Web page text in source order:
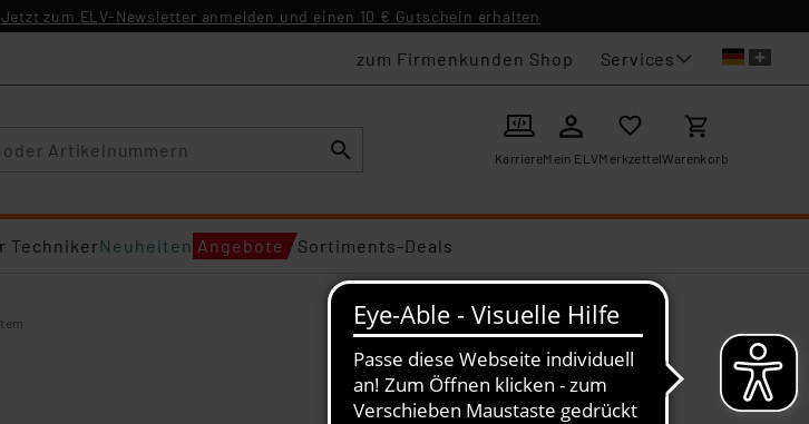
Jetzt zum ELV-Newsletter anmelden und einen 10 € Gutschein erhalten
zum Firmenkunden Shop Services
KarriereMein ELVMerkzettelWarenkorb
TechnikerNeuheiten Angebote Sortiments-Deals